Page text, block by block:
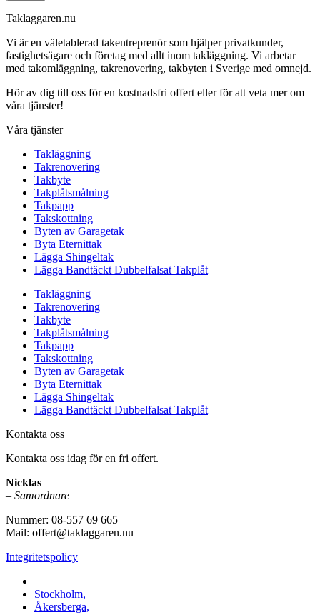
Taklaggaren.nu
Vi är en väletablerad takentreprenör som hjälper privatkunder,
fastighetsägare och företag med allt inom takläggning. Vi arbetar
med takomläggning, takrenovering, takbyten i Sverige med omnejd.
Hör av dig till oss för en kostnadsfri offert eller för att veta mer om
våra tjänster!
Våra tjänster
Takläggning
Takrenovering
Takbyte
Takplåtsmålning
Takpapp
Takskottning
Byten av Garagetak
Byta Eternittak
Lägga Shingeltak
Lägga Bandtäckt Dubbelfalsat Takplåt
Takläggning
Takrenovering
Takbyte
Takplåtsmålning
Takpapp
Takskottning
Byten av Garagetak
Byta Eternittak
Lägga Shingeltak
Lägga Bandtäckt Dubbelfalsat Takplåt
Kontakta oss
Kontakta oss idag för en fri offert.
Nicklas
– Samordnare
Nummer: 08-557 69 665
Mail: offert@taklaggaren.nu
Integritetspolicy
Stockholm,
Åkersberga,